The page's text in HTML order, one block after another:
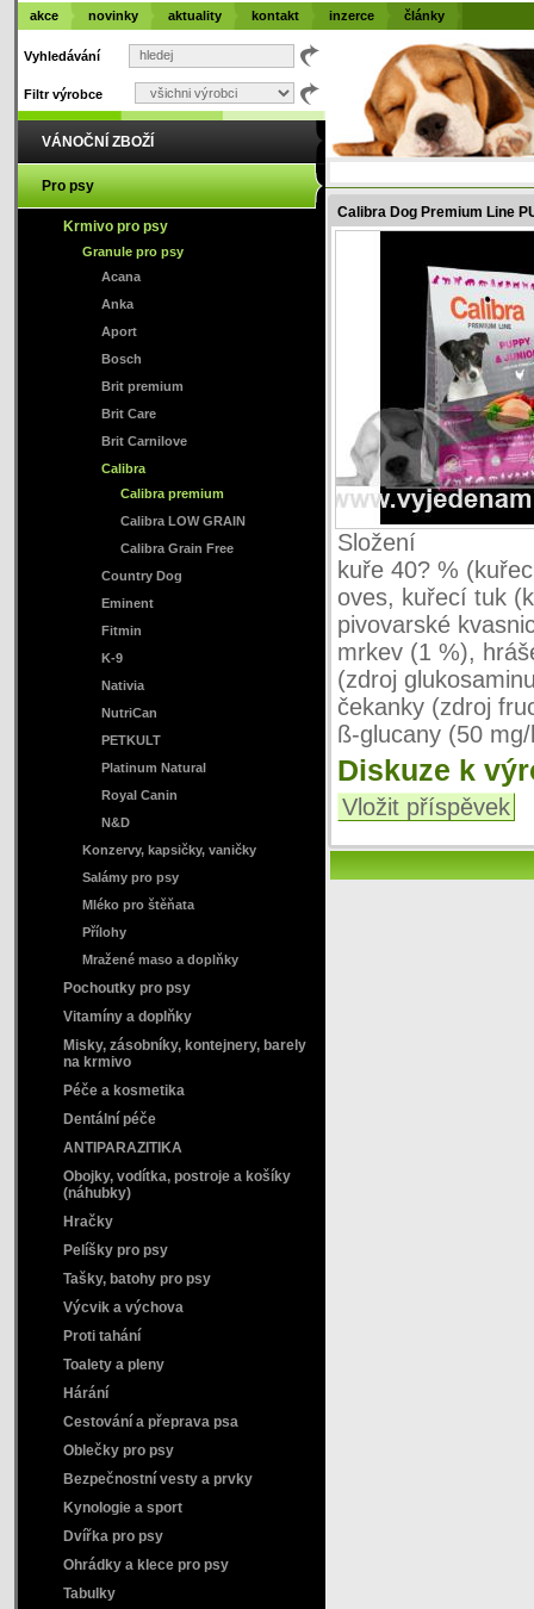
Calibra Dog Premium Line
Složení
kuře 40? %
oves, kuřecí tuk
pivovarské
mrkev (1 %),
(zdroj
čekanky (zdroj
ß-glucany (50
Diskuze k
Vložit příspěvek
Vyhledávání
Filtr výrobce
VÁNOČNÍ ZBOŽÍ
Pro psy
Krmivo pro psy
Granule pro psy
Acana
Anka
Aport
Bosch
Brit premium
Brit Care
Brit Carnilove
Calibra
Calibra premium
Calibra LOW GRAIN
Calibra Grain Free
Country Dog
Eminent
Fitmin
K-9
Nativia
NutriCan
PETKULT
Platinum Natural
Royal Canin
N&D
Konzervy, kapsičky, vaničky
Salámy pro psy
Mléko pro štěňata
Přílohy
Mražené maso a doplňky
Pochoutky pro psy
Vitamíny a doplňky
Misky, zásobníky, kontejnery, barely
na krmivo
Péče a kosmetika
Dentální péče
ANTIPARAZITIKA
Obojky, vodítka, postroje a košíky
(náhubky)
Hračky
Pelíšky pro psy
Tašky, batohy pro psy
Výcvik a výchova
Proti tahání
Toalety a pleny
Hárání
Cestování a přeprava psa
Oblečky pro psy
Bezpečnostní vesty a prvky
Kynologie a sport
Dvířka pro psy
Ohrádky a klece pro psy
Tabulky
akce novinky aktuality kontakt inzerce články